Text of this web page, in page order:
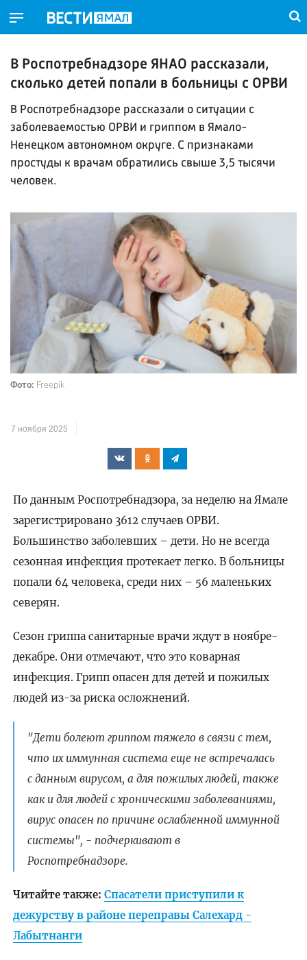
В Роспотребнадзоре ЯНАО рассказали,
сколько детей попали в больницы с ОРВИ
В Роспотребнадзоре рассказали о ситуации с
заболеваемостью ОРВИ и гриппом в Ямало-
Ненецком автономном округе. С признаками
простуды к врачам обратились свыше 3,5 тысячи
человек.
Фото: Freepik
7 ноября 2025
По данным Роспотребнадзора, за неделю на Ямале
зарегистрировано 3612 случаев ОРВИ.
Большинство заболевших – дети. Но не всегда
сезонная инфекция протекает легко. В больницы
попали 64 человека, среди них – 56 маленьких
северян.
Сезон гриппа санитарные врачи ждут в ноябре-
декабре. Они отмечают, что это коварная
инфекция. Грипп опасен для детей и пожилых
людей из-за риска осложнений.
"Дети болеют гриппом тяжело в связи с тем,
что их иммунная система еще не встречалась
с данным вирусом, а для пожилых людей, также
как и для людей с хроническими заболеваниями,
вирус опасен по причине ослабленной иммунной
системы", - подчеркивают в
Роспотребнадзоре.
Читайте также: Спасатели приступили к
дежурству в районе переправы Салехард -
Лабытнанги